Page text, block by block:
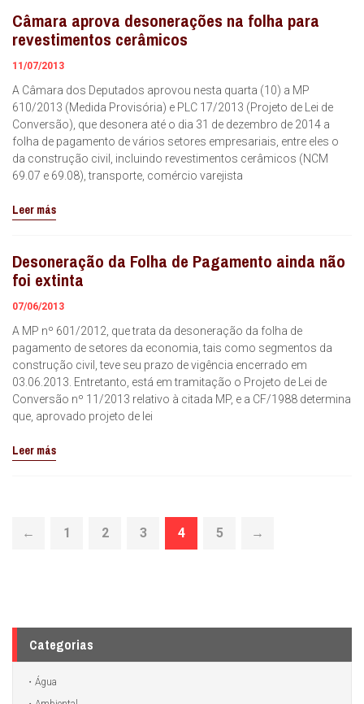
Câmara aprova desonerações na folha para
revestimentos cerâmicos
11/07/2013
A Câmara dos Deputados aprovou nesta quarta (10) a MP
610/2013 (Medida Provisória) e PLC 17/2013 (Projeto de Lei de
Conversão), que desonera até o dia 31 de dezembro de 2014 a
folha de pagamento de vários setores empresariais, entre eles o
da construção civil, incluindo revestimentos cerâmicos (NCM
69.07 e 69.08), transporte, comércio varejista
Leer más
Desoneração da Folha de Pagamento ainda não
foi extinta
07/06/2013
A MP nº 601/2012, que trata da desoneração da folha de
pagamento de setores da economia, tais como segmentos da
construção civil, teve seu prazo de vigência encerrado em
03.06.2013. Entretanto, está em tramitação o Projeto de Lei de
Conversão nº 11/2013 relativo à citada MP, e a CF/1988 determina
que, aprovado projeto de lei
Leer más
← 1 2 3 4 5 →
Categorias
Água